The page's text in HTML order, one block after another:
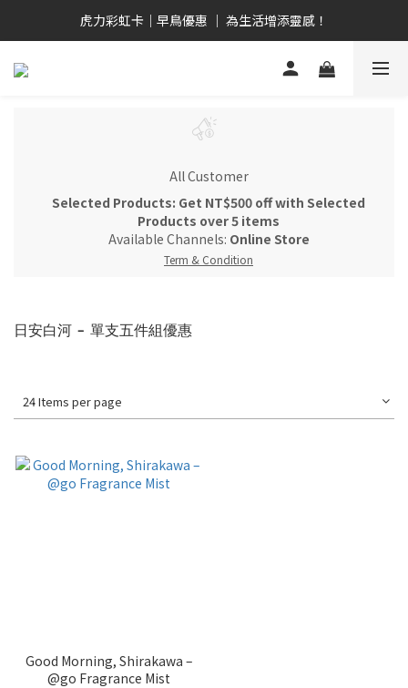
畢業禮心意選  全品項9折！ 全館2,000免運優惠！
虎力彩虹卡｜早鳥優惠 ｜ 為生活增添靈感！
日安白河 ｜ 台日共創 ｜ 晨曦系人氣單品！
All Customer
Selected Products: Get NT$500 off with Selected
Products over 5 items
Available Channels: Online Store
Term & Condition
日安白河 - 單支五件組優惠
24 Items per page
Good Morning, Shirakawa –
@go Fragrance Mist